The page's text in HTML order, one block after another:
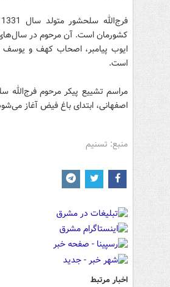
کشورمان است. آن مرحوم در سال‌های
ایوب پیامبر، اصحاب کهف و یوسف
است.
اصفهانی، ابتدای باغ فیض آغاز
منبع: تسنیم
اخبار مرتبط